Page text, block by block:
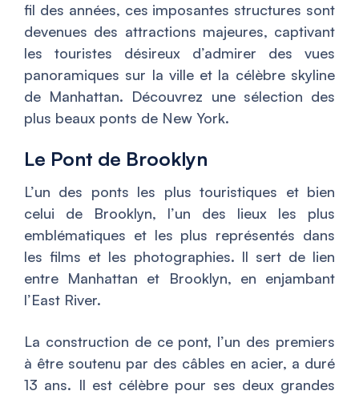
fil des années, ces imposantes structures sont
devenues des attractions majeures, captivant
les touristes désireux d’admirer des vues
panoramiques sur la ville et la célèbre skyline
de Manhattan. Découvrez une sélection des
plus beaux ponts de New York.
Le Pont de Brooklyn
L’un des ponts les plus touristiques et bien
celui de Brooklyn, l’un des lieux les plus
emblématiques et les plus représentés dans
les films et les photographies. Il sert de lien
entre Manhattan et Brooklyn, en enjambant
l’East River.
La construction de ce pont, l’un des premiers
à être soutenu par des câbles en acier, a duré
13 ans. Il est célèbre pour ses deux grandes